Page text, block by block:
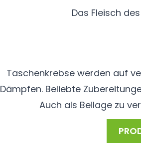
Das Fleisch
Taschenkrebse werden auf
Dämpfen. Beliebte
Auch als Beilage zu